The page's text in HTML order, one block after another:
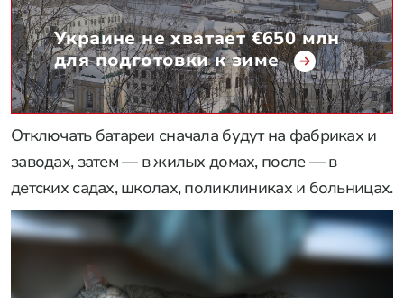
Украине не хватает €650 млн
для подготовки к зиме
Отключать батареи сначала будут на фабриках и
заводах, затем — в жилых домах, после — в
детских садах, школах, поликлиниках и больницах.